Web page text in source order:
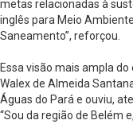
metas relacionadas à
inglês para Meio
Saneamento”, reforçou.
Essa visão mais ampla
Walex de Almeida
Águas do Pará e ouviu,
“Sou da região de Belém